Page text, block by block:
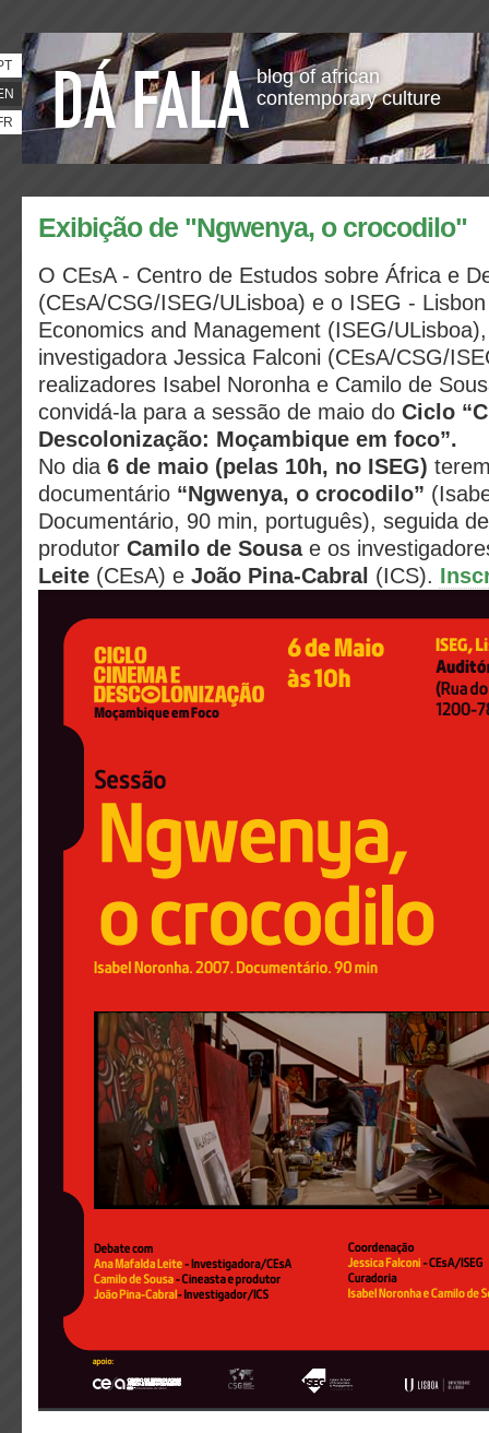
blog of african
contemporary culture
Exibição de "Ngwenya, o crocodilo"
O CEsA - Centro de Estudos sobre África e
(CEsA/CSG/ISEG/ULisboa) e o ISEG -
Economics and Management (ISEG/
investigadora Jessica Falconi (CEsA/CSG/
realizadores Isabel Noronha e Camilo de
convidá-la para a sessão de maio do Ciclo
Descolonização: Moçambique em foco”.
No dia 6 de maio (pelas 10h, no ISEG)
documentário “Ngwenya, o crocodilo”
Documentário, 90 min, português), seguida
produtor Camilo de Sousae os
Leite (CEsA) e João Pina-Cabral (ICS).